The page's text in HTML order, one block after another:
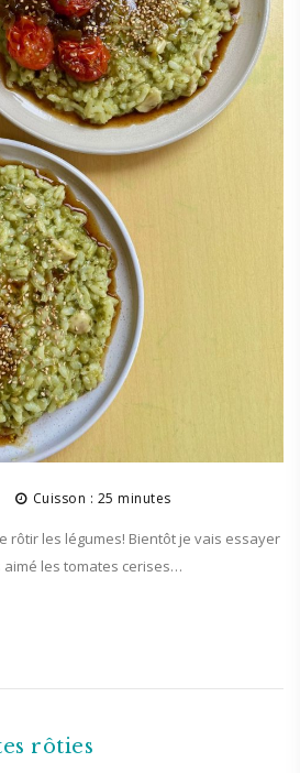
Cuisson : 25 minutes
rôtir les légumes! Bientôt je vais essayer
aimé les tomates cerises…
rôties